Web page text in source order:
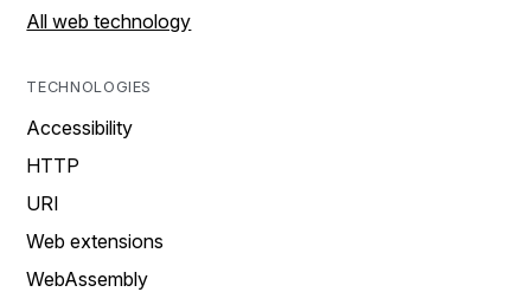
All web technology
TECHNOLOGIES
Accessibility
HTTP
URI
Web extensions
WebAssembly